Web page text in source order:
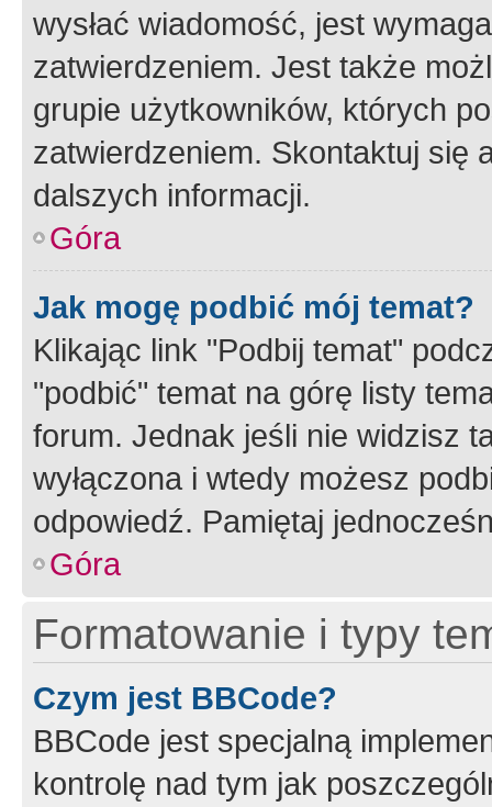
wysłać wiadomość, jest
zatwierdzeniem. Jest także
grupie użytkowników, których
zatwierdzeniem. Skontaktuj się
dalszych informacji.
Góra
Jak mogę podbić mój temat?
Klikając link "Podbij temat"
"podbić" temat na górę listy
forum. Jednak jeśli nie widzisz
wyłączona i wtedy możesz
odpowiedź. Pamiętaj
Góra
Formatowanie i typy
Czym jest BBCode?
BBCode jest specjalną
kontrolę nad tym jak